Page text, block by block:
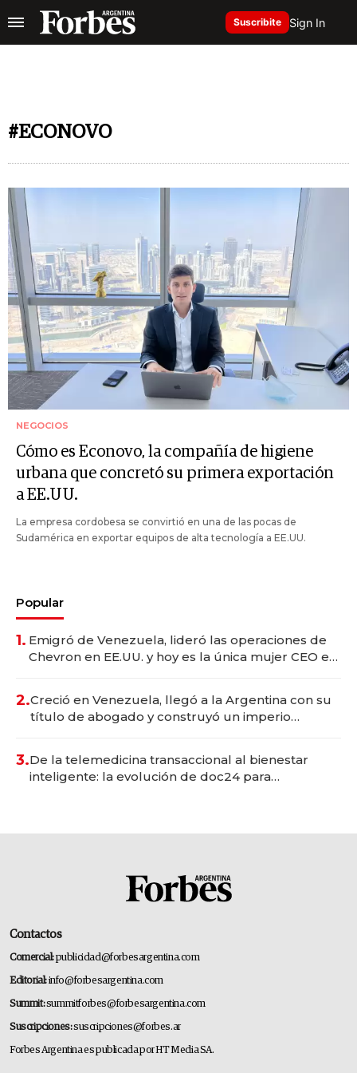
Suscribite Sign In
#ECONOVO
NEGOCIOS
Cómo es Econovo, la compañía de higiene
urbana que concretó su primera exportación
a EE.UU.
La empresa cordobesa se convirtió en una de las pocas de
Sudamérica en exportar equipos de alta tecnología a EE.UU.
Popular
1. Emigró de Venezuela, lideró las operaciones de
Chevron en EE.UU. y hoy es la única mujer CEO en
2.Creció en Venezuela, llegó a la Argentina con su
título de abogado y construyó un imperio
3.De la telemedicina transaccional al bienestar
inteligente: la evolución de doc24 para
Contactos
Comercial:publicidad@forbesargentina.com
Editorial:info@forbesargentina.com
Summit:summitforbes@forbesargentina.com
Suscripciones:suscripciones@forbes.ar
Forbes Argentina es publicada por HT Media SA.